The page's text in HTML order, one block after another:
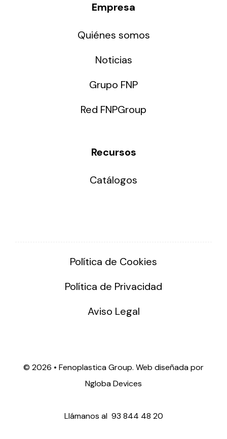
Empresa
Quiénes somos
Noticias
Grupo FNP
Red FNPGroup
Recursos
Catálogos
Política de Cookies
Política de Privacidad
Aviso Legal
© 2026 • Fenoplastica Group. Web diseñada por
Ngloba Devices
Llámanos al 93 844 48 20